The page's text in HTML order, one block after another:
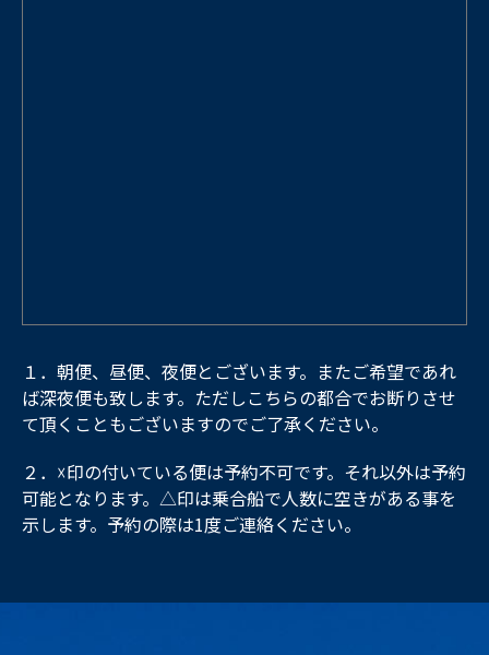
１．朝便、昼便、夜便とございます。またご希望であれ
ば深夜便も致します。ただしこちらの都合でお断りさせ
て頂くこともございますのでご了承ください。
２．☓印の付いている便は予約不可です。それ以外は予約
可能となります。△印は乗合船で人数に空きがある事を
示します。予約の際は1度ご連絡ください。